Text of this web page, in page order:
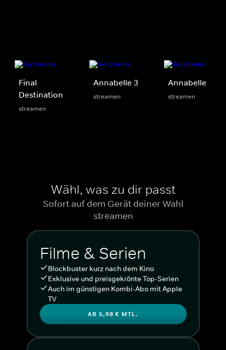
Final
Destination
streamen
Annabelle 3
streamen
Annabelle
streamen
Wähl, was zu dir passt
Sofort auf dem Gerät deiner Wahl
streamen
Filme & Serien
Blockbuster kurz nach dem Kino
Exklusive und preisgekrönte Top-Serien
Auch im günstigen Kombi-Abo mit Apple
TV
AB 5,98 € MTL.